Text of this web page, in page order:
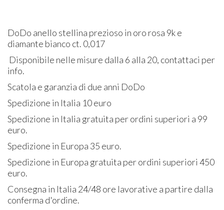
DoDo anello stellina prezioso in oro rosa 9k e
diamante bianco ct. 0,017
Disponibile nelle misure dalla 6 alla 20, contattaci per
info.
Scatola e garanzia di due anni DoDo
Spedizione in Italia 10 euro
Spedizione in Italia gratuita per ordini superiori a 99
euro.
Spedizione in Europa 35 euro.
Spedizione in Europa gratuita per ordini superiori 450
euro.
Consegna in Italia 24/48 ore lavorative a partire dalla
conferma d'ordine.